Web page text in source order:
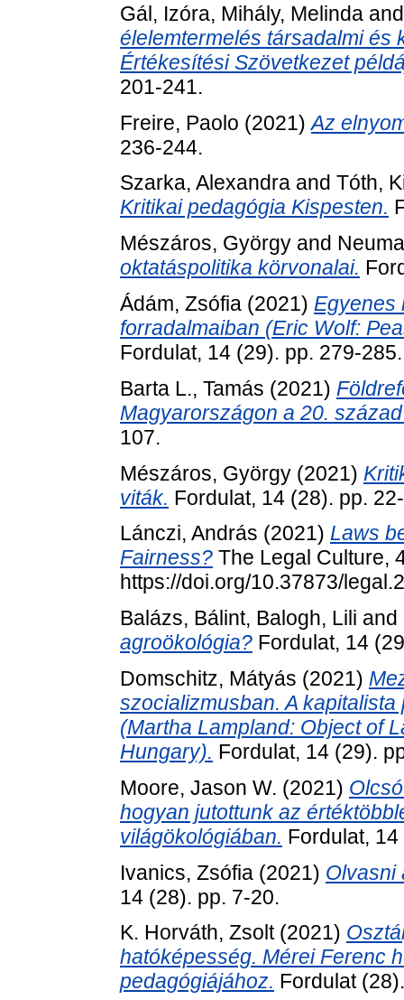
Gál, Izóra, Mihály, Melinda
élelemtermelés társadalmi és
Értékesítési Szövetkezet
201-241.
Freire, Paolo (2021)Az
236-244.
Szarka, Alexandra and Tóth,
Kritikai pedagógia Kispesten.
Mészáros, György and
oktatáspolitika körvonalai.
Ádám, Zsófia (2021) Egyenes
forradalmaiban (Eric Wolf:
Fordulat, 14 (29). pp. 279-285.
Barta L., Tamás (2021)
Magyarországon a 20.
107.
Mészáros, György (2021)
viták. Fordulat, 14 (28). pp.
Lánczi, András (2021) Laws
Fairness? The Legal Culture,
https://doi.org/10.37873/
Balázs, Bálint, Balogh, Lili and
agroökológia? Fordulat, 14
Domschitz, Mátyás (2021)
szocializmusban. A
(Martha Lampland: Object of
Hungary). Fordulat, 14 (29).
Moore, Jason W. (2021)
hogyan jutottunk az
világökológiában. Fordulat,
Ivanics, Zsófia (2021) Olvasni
14 (28). pp. 7-20.
K. Horváth, Zsolt(2021)
hatóképesség. Mérei Ferenc
pedagógiájához. Fordulat